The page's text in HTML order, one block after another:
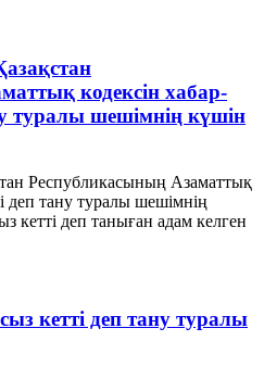
кодексін хабар-
туралы шешімнің күшін
Республикасының Азаматтық
деп тану туралы шешімнің
кетті деп таныған адам келген
кетті деп тану туралы